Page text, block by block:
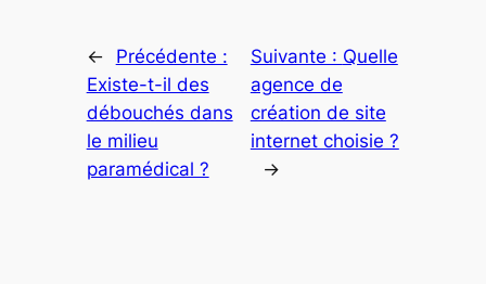
←
Précédente :
Existe-t-il des
débouchés dans
le milieu
paramédical ?
Suivante : Quelle
agence de
création de site
internet choisie ?
→